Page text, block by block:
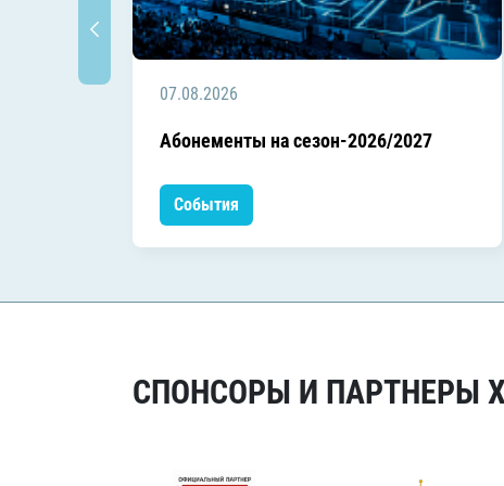
07.08.2026
Абонементы на сезон-2026/2027
События
СПОНСОРЫ И ПАРТНЕРЫ